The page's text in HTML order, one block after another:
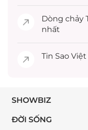
Dòng chảy
nhất
Tin Sao Việt
SHOWBIZ
ĐỜI SỐNG